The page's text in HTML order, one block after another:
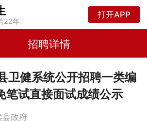
22年
打开APP
招聘详情
卫健系统公开招聘一类编
笔试直接面试成绩公示
县政府